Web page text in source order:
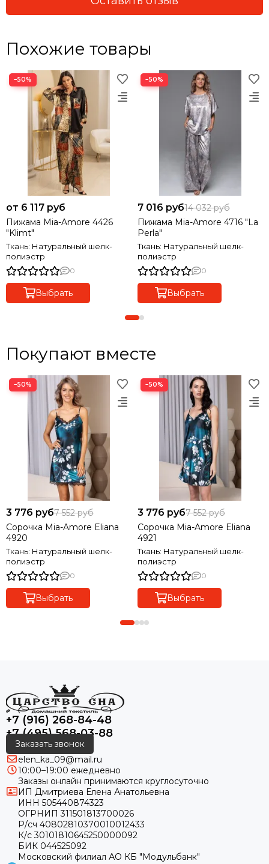
Похожие товары
−50%
от 6 117 руб
Пижама Mia-Amore 4426
"Klimt"
Ткань: Натуральный шелк-
полиэстр
0
Выбрать
−50%
7 016 руб14 032 руб
Пижама Mia-Amore 4716 "La
Perla"
Ткань: Натуральный шелк-
полиэстр
0
Выбрать
Покупают вместе
−50%
3 776 руб7 552 руб
Сорочка Mia-Amore Eliana
4920
Ткань: Натуральный шелк-
полиэстр
0
Выбрать
−50%
3 776 руб7 552 руб
Сорочка Mia-Amore Eliana
4921
Ткань: Натуральный шелк-
полиэстр
0
Выбрать
+7 (916) 268-84-48
+7 (495) 568-03-88
Заказать звонок
elen_ka_09@mail.ru
10:00–19:00 ежедневно
Заказы онлайн принимаются круглосуточно
ИП Дмитриева Елена Анатольевна
ИНН 505440874323
ОГРНИП 311501813700026
Р/сч 40802810370010012433
К/с 30101810645250000092
БИК 044525092
Московский филиал АО КБ "Модульбанк"